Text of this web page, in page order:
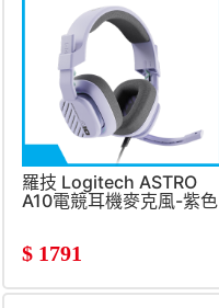
羅技 Logitech ASTRO
A10電競耳機麥克風-紫色
$ 1791